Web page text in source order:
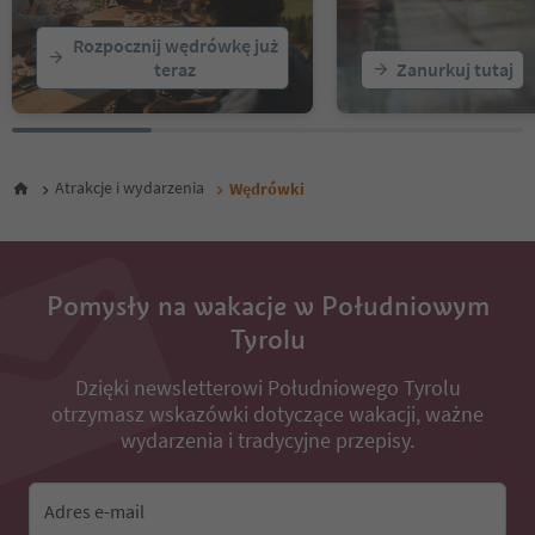
22
23
24
25
26
29
31
Rozpocznij wędrówkę już
teraz
Zanurkuj tutaj
Atrakcje i wydarzenia Wędrówki
Pomysły na wakacje w Południowym
Tyrolu
Dzięki newsletterowi Południowego Tyrolu
otrzymasz wskazówki dotyczące wakacji, ważne
wydarzenia i tradycyjne przepisy.
Adres e-mail